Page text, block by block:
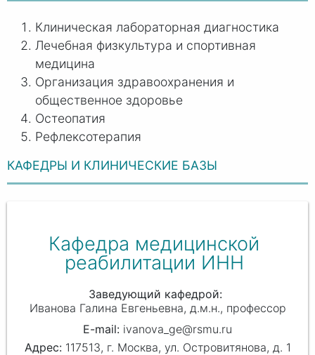
Клиническая лабораторная диагностика
Лечебная физкультура и спортивная
медицина
Организация здравоохранения и
общественное здоровье
Остеопатия
Рефлексотерапия
КАФЕДРЫ И КЛИНИЧЕСКИЕ БАЗЫ
Кафедра медицинской
реабилитации ИНН
Заведующий кафедрой
Иванова Галина Евгеньевна д.м.н., профессор
ivanova_ge@rsmu.ru
117513, г. Москва, ул. Островитянова, д. 1